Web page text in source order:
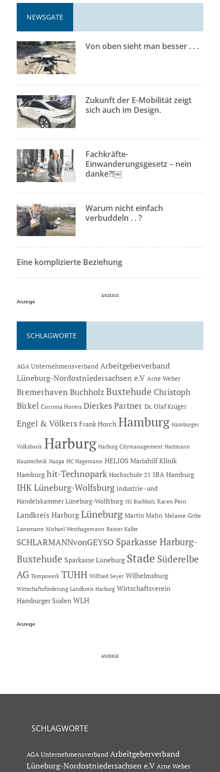
NEWSGATE
Von oben sieht man besser . . .
Zukunft der E-Mobilität zeigt
sich auch im Design.
Fachkräfte-
Einwanderungsgesetz – nein
danke?!￼
Warum nicht einfach
verbuddeln . . ?
Eine komplizierte Beziehung
Anzeige
SCHLAGWORTE
AGA Unternehmensverband Arbeitgeberverband
Lüneburg-Nordostniedersachsen e.V Arne Weber
Bremerhaven Buchholz Buxtehude Christoph
Birkel Corinna Horeis Dierkes Partner Dr. Olaf Krüger
Engel & Völkers Frank Horch Hamburg Hamburger
Volksbank Harburg Harburg Citymanagement Hartmann
Haustechnik Haspa HC Hagemann HELIOS Mariahilf Klinik
Hamburg hit-Technopark Hochschule 21 IBA Hamburg
IHK Lüneburg-Wolfsburg Industrie- und
Handelskammer Lüneburg-Wolfsburg ISI Buchholz Karen Pein
Landkreis Harburg Lüneburg Martin Mahn Melanie-Gitte
Lansmann Michael Westhagemann Rainer Kalbe
SCHLARMANNvonGEYSO Sparkasse Harburg-
Buxtehude Sparkasse Lüneburg Stade Süderelbe
AG Tempowerk TUHH Wilfried Seyer Wilhelmsburg
Wirtschaftsförderung Landkreis Harburg Wirtschaftsverein
Hamburger Süden WLH
Anzeige
SCHLAGWORTE
AGA Unternehmensverband Arbeitgeberverband
Lüneburg-Nordostniedersachsen e.V Arne Weber